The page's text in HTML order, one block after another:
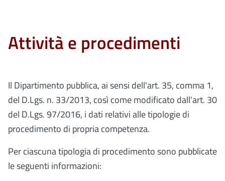
Attività e procedimenti
Il Dipartimento pubblica, ai sensi dell'art. 35, comma 1,
del D.Lgs. n. 33/2013, così come modificato dall'art. 30
del D.Lgs. 97/2016, i dati relativi alle tipologie di
procedimento di propria competenza.
Per ciascuna tipologia di procedimento sono pubblicate
le seguenti informazioni: